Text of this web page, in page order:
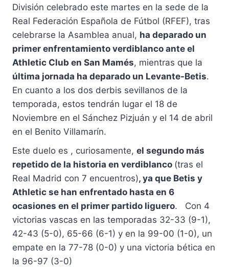
División celebrado este martes en la sede de la
Real Federación Española de Fútbol (RFEF), tras
celebrarse la Asamblea anual, ha deparado un
primer enfrentamiento verdiblanco ante el
Athletic Club en San Mamés, mientras que la
última jornada ha deparado un Levante-Betis.
En cuanto a los dos derbis sevillanos de la
temporada, estos tendrán lugar el 18 de
Noviembre en el Sánchez Pizjuán y el 14 de abril
en el Benito Villamarín.
Este duelo es , curiosamente, el segundo más
repetido de la historia en verdiblanco (tras el
Real Madrid con 7 encuentros), ya que Betis y
Athletic se han enfrentado hasta en 6
ocasiones en el primer partido liguero. Con 4
victorias vascas en las temporadas 32-33 (9-1),
42-43 (5-0), 65-66 (6-1) y en la 99-00 (1-0), un
empate en la 77-78 (0-0) y una victoria bética en
la 96-97 (3-0)